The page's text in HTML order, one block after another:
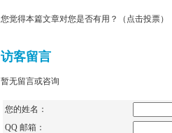
您觉得本篇文章对您是否有用？（点击投票）
访客留言
暂无留言或咨询
您的姓名：
QQ 邮箱：